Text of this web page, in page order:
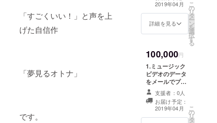
「すごくいい！」と声を上
げた自信作
「夢見るオトナ」
です。
コ 飯干彩華(ぽ
ち) 一瀬奏都 小
野田まり
春山琴海 ぽん
yasu 森みづな
Run
通費はご自身で
ご負担下さい。
5.ミュージック
ビデオ撮影後の
打ち上げにご招
3月中旬※ご指定
できません。ご
了承下さい。）
※交通費はご自身
でご負担下さ
い。
6.UnRealProjec
tスペシャルライ
ブDVDをプレゼ
ント ※これまで
お名前掲載 3.CD
製作時、クレ
ジットのスペ
デオのアンセム
パートにレコー
ディング参加
（収録予定日2月
下旬※ご指定でき
ません。ご了承
下さい。） ※交
通費はご自身で
ご負担下さい。
2019年04月
詳細を見る
こ
の
リ
タ
ー
ン
を
選
択
す
る
100,000円
1.ミュージック
ビデオのデータ
をメールでプレ
ゼント 2.ミュー
ジックビデオの
エンドロールに
お名前掲載 3.CD
製作時、クレ
支援者：0人
お届け予定：
2019年04月
こ
の
リ
タ